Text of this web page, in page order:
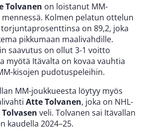
Tolvanen on loistanut MM-
mennessä. Kolmen pelatun ottelun
on 89,2, joka
pikkumaan maalivahdille.
saavutus on ollut 3-1 voitto
myötä Itävalta on kovaa vauhtia
kisojen pudotuspeleihin.
MM-joukkueesta löytyy myös
Atte Tolvanen, joka on NHL-
Tolvasen veli. Tolvanen sai Itävallan
kaudella 2024–25.